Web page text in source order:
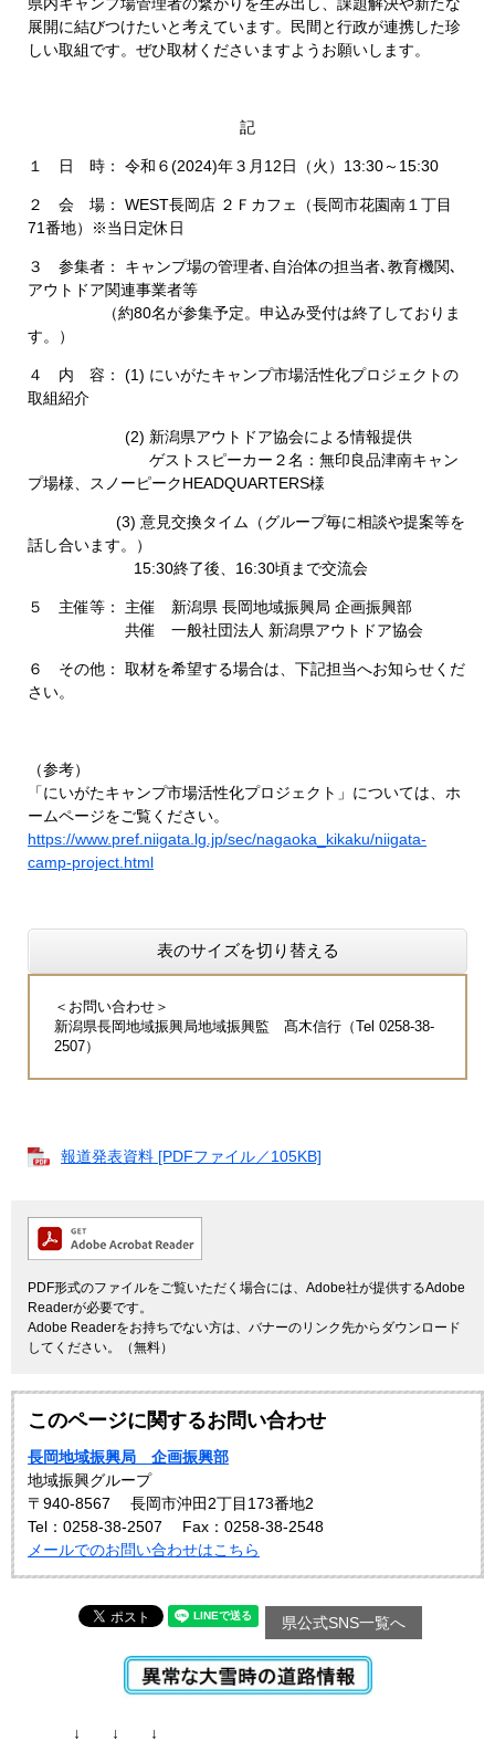
展開に結びつけたいと考えています。民間と行政が連携した珍
しい取組です。ぜひ取材くださいますようお願いします。
記
１ 日 時： 令和６(2024)年３月12日（火）13:30～15:30
２ 会 場： WEST長岡店 ２Ｆカフェ（長岡市花園南１丁目
71番地）※当日定休日
３ 参集者： キャンプ場の管理者､自治体の担当者､教育機関､
アウトドア関連事業者等
（約80名が参集予定。申込み受付は終了しておりま
す。）
４ 内 容： (1) にいがたキャンプ市場活性化プロジェクトの
取組紹介
(2) 新潟県アウトドア協会による情報提供
ゲストスピーカー２名：無印良品津南キャン
プ場様、スノーピークHEADQUARTERS様
(3) 意見交換タイム（グループ毎に相談や提案等を
話し合います。）
15:30終了後、16:30頃まで交流会
５ 主催等： 主催 新潟県 長岡地域振興局 企画振興部
共催 一般社団法人 新潟県アウトドア協会
６ その他： 取材を希望する場合は、下記担当へお知らせくだ
さい。
（参考）
「にいがたキャンプ市場活性化プロジェクト」については、ホ
ームページをご覧ください。
https://www.pref.niigata.lg.jp/sec/nagaoka_kikaku/niigata-
camp-project.html
表のサイズを切り替える
＜お問い合わせ＞
新潟県長岡地域振興局地域振興監 髙木信行（Tel 0258-38-
2507）
報道発表資料 [PDFファイル／105KB]
PDF形式のファイルをご覧いただく場合には、Adobe社が提供するAdobe
Readerが必要です。
Adobe Readerをお持ちでない方は、バナーのリンク先からダウンロード
してください。（無料）
このページに関するお問い合わせ
長岡地域振興局 企画振興部
地域振興グループ
〒940-8567
長岡市沖田2丁目173番地2
Tel：0258-38-2507
Fax：0258-38-2548
メールでのお問い合わせはこちら
県公式SNS一覧へ
↓ ↓ ↓